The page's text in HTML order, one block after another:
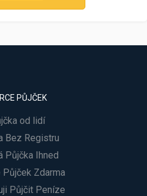
PŮJČEK
od lidí
Bez Registru
Půjčka Ihned
Půjček Zdarma
Půjčit Peníze